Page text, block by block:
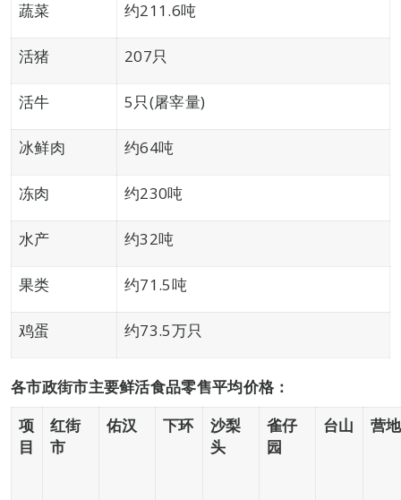
蔬菜 约211.6吨
活猪 207只
活牛 5只(屠宰量)
冰鲜肉 约64吨
冻肉 约230吨
水产 约32吨
果类 约71.5吨
鸡蛋 约73.5万只
各市政街市主要鲜活食品零售平均价格：
项
目
红街
市
佑汉 下环
沙梨
头
雀仔
园
台山 营地